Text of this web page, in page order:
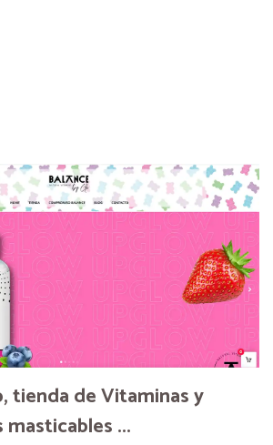
tienda de Vitaminas y
...